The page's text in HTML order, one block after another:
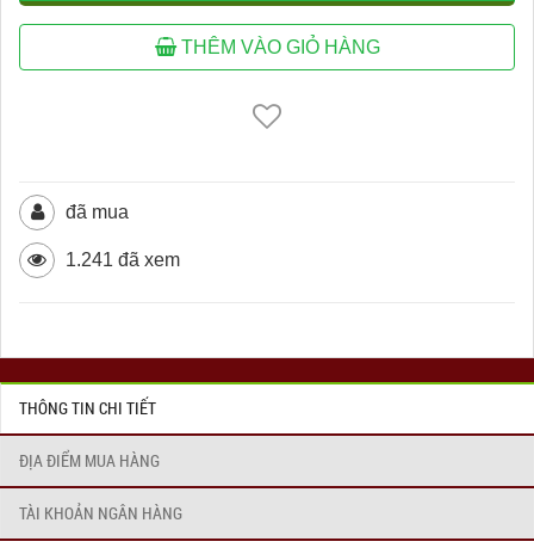
THÊM VÀO GIỎ HÀNG
đã mua
1.241 đã xem
THÔNG TIN CHI TIẾT
ĐỊA ĐIỂM MUA HÀNG
TÀI KHOẢN NGÂN HÀNG